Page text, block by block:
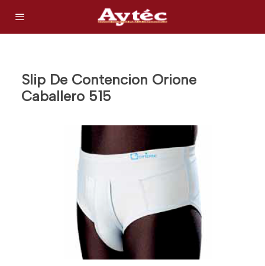
Slip De Contencion Orione
Caballero 515